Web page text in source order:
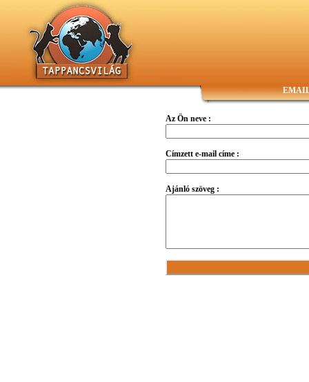
Az Ön neve :
Címzett e-mail címe :
Ajánló szöveg :